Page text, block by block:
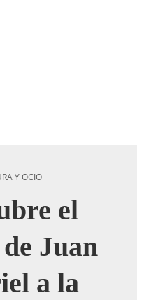
Y OCIO
el
Juan
a la